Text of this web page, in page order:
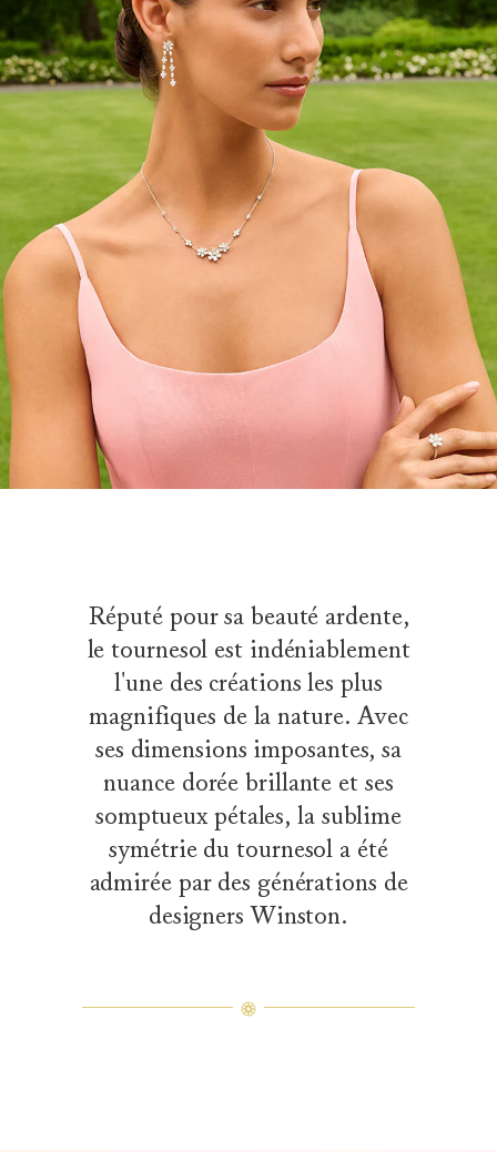
clientèle
Réputé pour sa beauté ardente,
le tournesol est indéniablement
l'une des créations les plus
magnifiques de la nature. Avec
ses dimensions imposantes, sa
nuance dorée brillante et ses
somptueux pétales, la sublime
symétrie du tournesol a été
admirée par des générations de
designers Winston.